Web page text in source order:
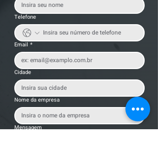
Telefone
Email *
Cidade
Nome da empresa
Mensagem